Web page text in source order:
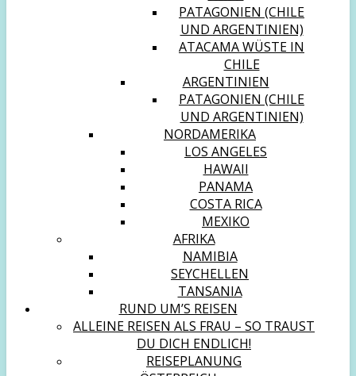
PATAGONIEN (CHILE
UND ARGENTINIEN)
ATACAMA WÜSTE IN
CHILE
ARGENTINIEN
PATAGONIEN (CHILE
UND ARGENTINIEN)
NORDAMERIKA
LOS ANGELES
HAWAII
PANAMA
COSTA RICA
MEXIKO
AFRIKA
NAMIBIA
SEYCHELLEN
TANSANIA
RUND UM’S REISEN
ALLEINE REISEN ALS FRAU – SO TRAUST
DU DICH ENDLICH!
REISEPLANUNG